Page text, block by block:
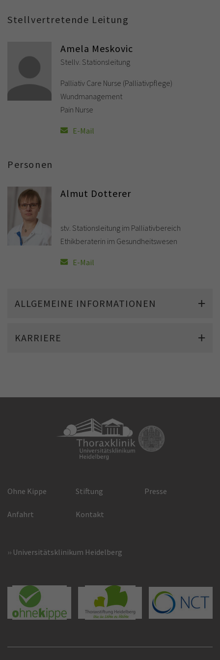
Stellvertretende Leitung
Amela Meskovic
Stellv. Stationsleitung
Palliativ Care Nurse (Palliativpflege)
Wundmanagement
Pain Nurse
E-Mail
Personen
Almut Dotterer
stv. Stationsleitung im Palliativbereich
Ethikberaterin im Gesundheitswesen
E-Mail
ALLGEMEINE INFORMATIONEN
KARRIERE
Ohne Kippe Stiftung Presse
Anfahrt Kontakt
Universitätsklinikum Heidelberg